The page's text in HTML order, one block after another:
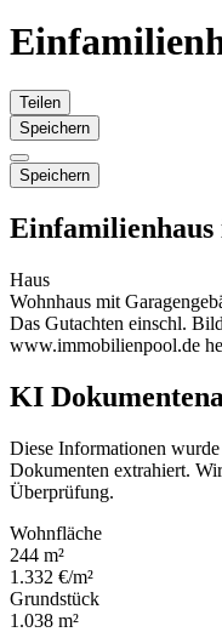
Teilen
Speichern
Speichern
Einfamilienhaus
Haus
Wohnhaus mit
Das Gutachten einschl.
www.immobilienpool.de
KI
Diese Informationen
Dokumenten extrahiert.
Überprüfung.
Wohnfläche
244 m²
1.332 €/m²
Grundstück
1.038 m²